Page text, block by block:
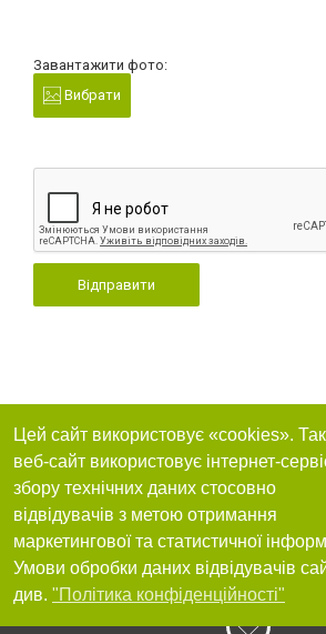
Завантажити фото:
Вибрати
Відправити
Цей сайт використовує «cookies».
веб-сайт використовує інтернет-
збору технічних даних стосовно
відвідувачів з метою отримання
маркетингової та статистичної
Умови обробки даних відвідувачів
див. "Політика конфіденційності"